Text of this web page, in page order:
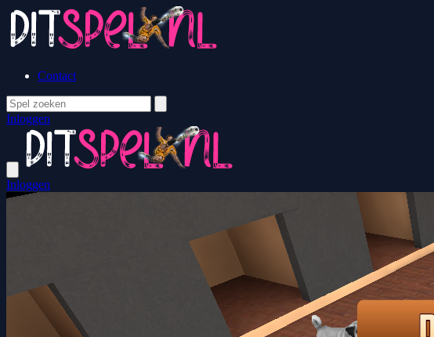
Contact
Inloggen
Inloggen